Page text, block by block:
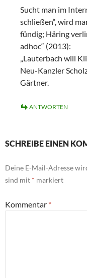
Sucht man im
schließen“, wird
fündig; Häring
adhoc“ (2013):
„Lauterbach will
Neu-Kanzler
Gärtner.
ANTWORTEN
SCHREIBE EINEN
Deine E-Mail-Adresse
sind mit * markiert
Kommentar *